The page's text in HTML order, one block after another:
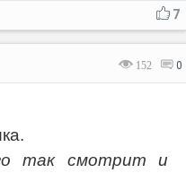
7
152 0
так смотрит и